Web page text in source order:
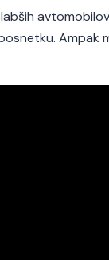
Ampak